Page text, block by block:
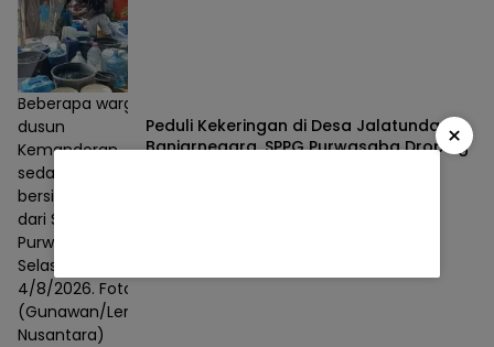
Beberapa warga
dusun
Kemandoran
sedang antri air
bersih bantuan
dari SPPG
Purwasaba,
Selasa,
4/8/2026. Foto :
(Gunawan/Lensa
Nusantara)
Peduli Kekeringan di Desa Jalatunda
Banjarnegara, SPPG Purwasaba Droping
×